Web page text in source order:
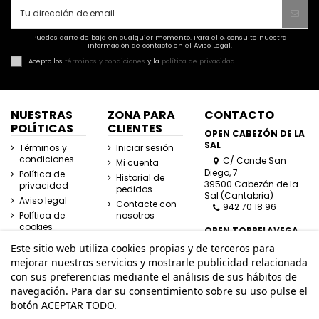
Puedes darte de baja en cualquier momento. Para ello, consulte nuestra
información de contacto en el Aviso Legal.
Acepto los términos y condiciones y la política de privacidad
NUESTRAS
POLÍTICAS
Términos y
condiciones
Política de
privacidad
Aviso legal
Política de
cookies
ZONA PARA
CLIENTES
Iniciar sesión
Mi cuenta
Historial de
pedidos
Contacte con
nosotros
CONTACTO
OPEN CABEZÓN DE LA
SAL
C/ Conde San
Diego, 7
39500 Cabezón de la
Sal (Cantabria)
942 70 18 96
OPEN TORRELAVEGA
C/ José Posada
Herrera, Esquina
Lasaga Larreta
39300 Torrelavega
(Cantabria)
Este sitio web utiliza cookies propias y de terceros para
mejorar nuestros servicios y mostrarle publicidad relacionada
con sus preferencias mediante el análisis de sus hábitos de
navegación. Para dar su consentimiento sobre su uso pulse el
botón ACEPTAR TODO.